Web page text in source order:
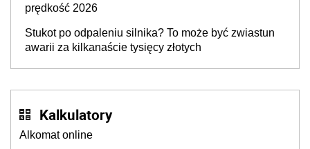
prędkość 2026
Stukot po odpaleniu silnika? To może być zwiastun
awarii za kilkanaście tysięcy złotych
Kalkulatory
Alkomat online